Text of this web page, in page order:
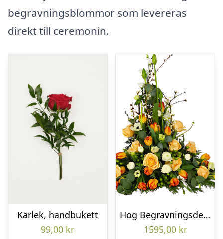
begravningsblommor som levereras
direkt till ceremonin.
Kärlek, handbukett
99,00 kr
Hög Begravningsdekoration
1595,00 kr